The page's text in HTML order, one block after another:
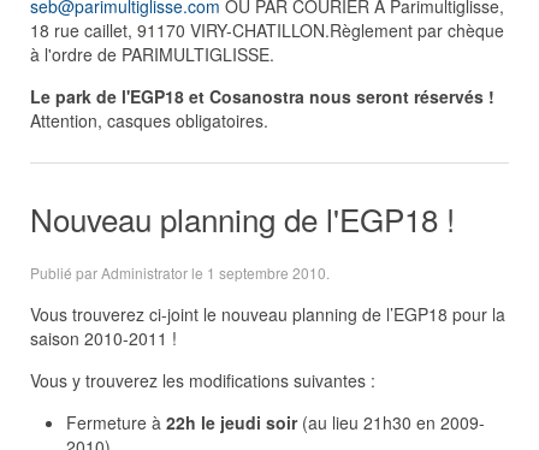
seb@parimultiglisse.com OU PAR COURIER À Parimultiglisse,
18 rue caillet, 91170 VIRY-CHATILLON.Règlement par chèque
à l'ordre de PARIMULTIGLISSE.
Le park de l'EGP18 et Cosanostra nous seront réservés !
Attention, casques obligatoires.
Nouveau planning de l'EGP18 !
Publié par Administrator le 1 septembre 2010
Vous trouverez ci-joint le nouveau planning de l’EGP18 pour la
saison 2010-2011 !
Vous y trouverez les modifications suivantes :
Fermeture à 22h le jeudi soir(au lieu 21h30 en 2009-